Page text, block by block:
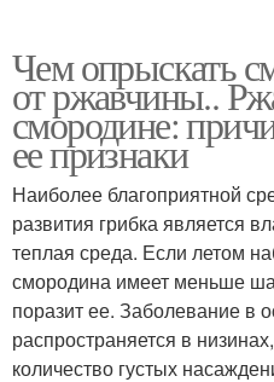
Чем опрыскать
от ржавчины..
смородине:
ее признаки
Наиболее благоприятной
развития грибка является
теплая среда. Если летом
смородина имеет меньше
поразит ее. Заболевание в
распространяется в
количество густых